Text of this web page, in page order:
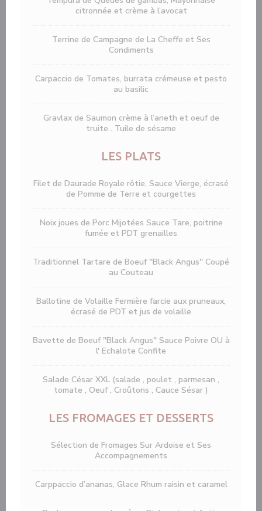
citronnée et crème à l’avocat
Terrine de Campagne de La Cheffe et Ses
Condiments
Carpaccio de Tomates, burrata crémeuse et pesto
au basilic
Gravlax de Saumon crème à l’aneth et oeuf de
truite . Tuile de sésame
LES PLATS
Filet de Daurade Royale rôtie, Sauce Vierge, écrasé
de Pomme de Terre et courgettes
Noix joues de Porc Mijotées Sauce Tare, poitrine
fumée et PDT grenailles
Traditionnel Tartare de Boeuf ''Black Angus'' Coupé
au Couteau
Ballotine de Volaille Fermière farcie aux pruneaux,
écrasé de PDT et jus de volaille
Bavette de Boeuf ''Black Angus'' Sauce Poivre OU à
l' Echalote Confite
Salade César XXL (salade , poulet , parmesan ,
tomate , Oeuf , Croûtons , Cauce Sésar )
LES FROMAGES ET DESSERTS
Sélection de Fromages Sur Ardoise et Ses
Accompagnements
Carppaccio d’ananas, Glace Rhum raisin et caramel